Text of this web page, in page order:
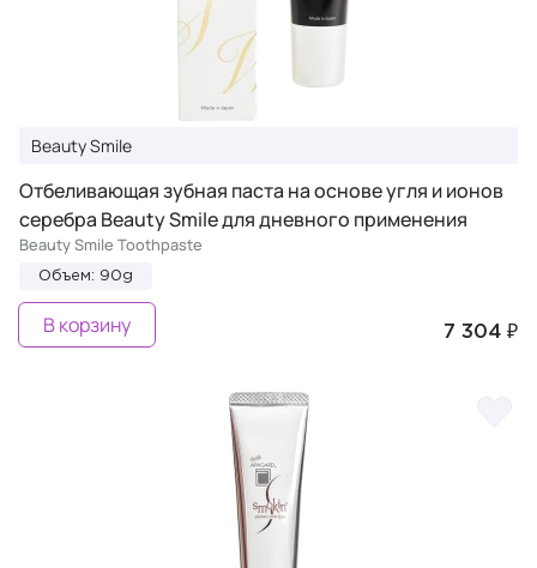
Beauty Smile
Отбеливающая зубная паста на основе угля и ионов
серебра Beauty Smile для дневного применения
Beauty Smile Toothpaste
Объем: 90g
7 304 ₽
В корзину